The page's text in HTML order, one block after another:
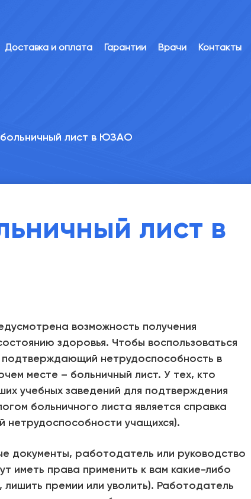
Доставка и оплата Гарантии Врачи Контакты
больничный лист в ЮЗАО
лист в
возможность получения
здоровья. Чтобы воспользоваться
подтверждающий нетрудоспособность в
месте – больничный лист. У тех, кто
учебных заведений для подтверждения
больничного листа является справка
нетрудоспособности учащихся).
документы, работодатель или руководство
иметь права применить к вам какие-либо
премии или уволить). Работодатель